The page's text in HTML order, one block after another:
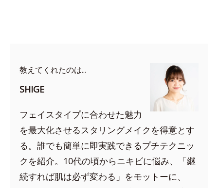
教えてくれたのは...
SHIGE
フェイスタイプに合わせた魅力
を最大化させるスタリングメイクを得意とす
る。誰でも簡単に即実践できるプチテクニッ
クを紹介。10代の頃からニキビに悩み、「継
続すれば肌は必ず変わる」をモットーに、